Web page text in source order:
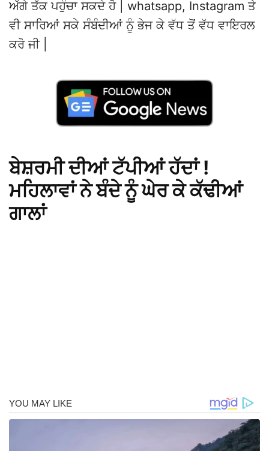
ਅੱਗੇ ਤੱਕ ਪਹੁੰਚਾ ਸਕਦੇ ਹੋ | whatsapp, Instagram ਤੇ
ਵੀ ਸਾਰਿਆਂ ਸਕੇ ਸੰਬੰਦੀਆਂ ਨੂੰ ਭੇਜ ਕੇ ਵੱਧ ਤੋਂ ਵੱਧ ਵਾਇਰਲ
ਕਰੋ ਜੀ |
ਬੇਸ਼ਰਮੀ ਦੀਆਂ ਟੱਪੀਆਂ ਹੱਦਾਂ !
ਮਹਿਲਾਵਾਂ ਨੇ ਬੰਦੇ ਨੂੰ ਘੇਰ ਕੇ ਕੱਢੀਆਂ
ਗਾਲਾਂ